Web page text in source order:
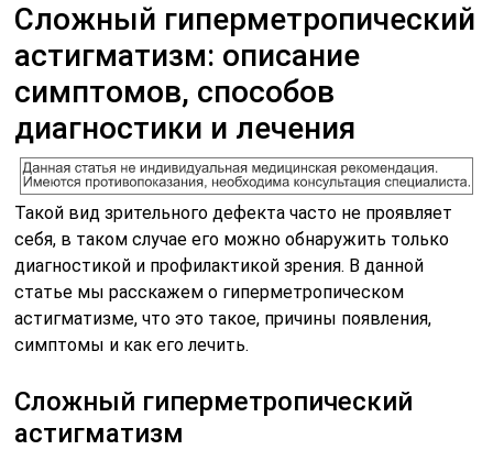
Сложный гиперметропический
астигматизм: описание
симптомов, способов
диагностики и лечения
Такой вид зрительного дефекта часто не проявляет
себя, в таком случае его можно обнаружить только
диагностикой и профилактикой зрения. В данной
статье мы расскажем о гиперметропическом
астигматизме, что это такое, причины появления,
симптомы и как его лечить.
Сложный гиперметропический
астигматизм